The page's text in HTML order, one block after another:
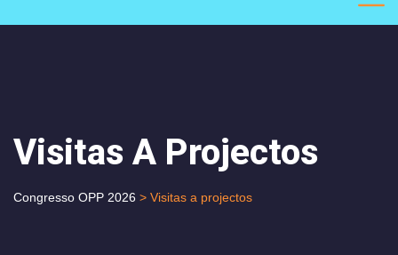
Visitas A Projectos
Congresso OPP 2026 > Visitas a projectos